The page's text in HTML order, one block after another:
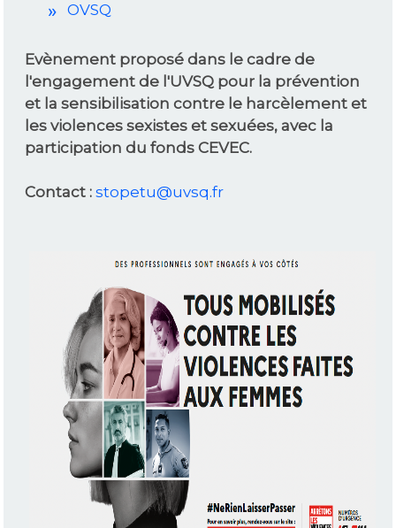
OVSQ
Evènement proposé dans le cadre de
l'engagement de l'UVSQ pour la prévention
et la sensibilisation contre le harcèlement et
les violences sexistes et sexuées, avec la
participation du fonds CEVEC.
Contact : stopetu@uvsq.fr